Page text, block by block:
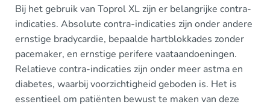
Bij het gebruik van Toprol XL zijn er belangrijke contra-
indicaties. Absolute contra-indicaties zijn onder andere
ernstige bradycardie, bepaalde hartblokkades zonder
pacemaker, en ernstige perifere vaataandoeningen.
Relatieve contra-indicaties zijn onder meer astma en
diabetes, waarbij voorzichtigheid geboden is. Het is
essentieel om patiënten bewust te maken van deze